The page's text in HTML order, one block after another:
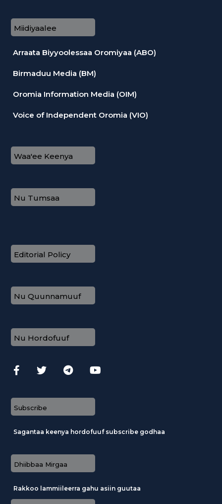
Miidiyaalee
Arraata Biyyoolessaa Oromiyaa (ABO)
Birmaduu Media (BM)
Oromia Information Media (OIM)
Voice of Independent Oromia (VIO)
Waa'ee Keenya
Nu Tumsaa
Editorial Policy
Nu Quunnamuuf
Nu Hordofuuf
Subscribe
Sagantaa keenya hordofuuf subscribe godhaa
Dhiibbaa Mirgaa
Rakkoo lammiileerra gahu asiin guutaa